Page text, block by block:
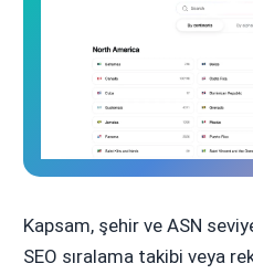
Kapsam, şehir ve ASN
SEO sıralama takibi veya